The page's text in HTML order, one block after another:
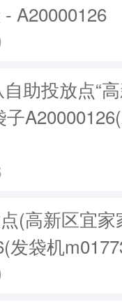
A20000126
助投放点“
子
(高新区宜
发袋机